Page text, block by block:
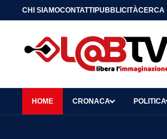
CHI SIAMOCONTATTIPUBBLICITÀCERCA
HOME CRONACA POLITICA